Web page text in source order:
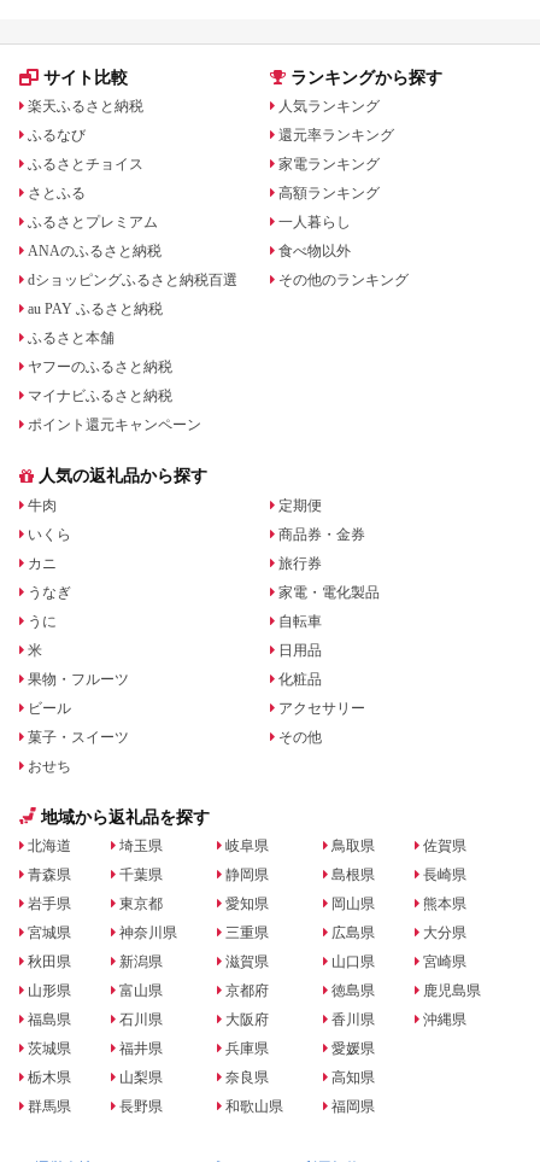
サイト比較
楽天ふるさと納税
ふるなび
ふるさとチョイス
さとふる
ふるさとプレミアム
ANAのふるさと納税
dショッピングふるさと納税百選
au PAY ふるさと納税
ふるさと本舗
ヤフーのふるさと納税
マイナビふるさと納税
ポイント還元キャンペーン
ランキングから探す
人気ランキング
還元率ランキング
家電ランキング
高額ランキング
一人暮らし
食べ物以外
その他のランキング
人気の返礼品から探す
牛肉
いくら
カニ
うなぎ
うに
米
果物・フルーツ
ビール
菓子・スイーツ
おせち
定期便
商品券・金券
旅行券
家電・電化製品
自転車
日用品
化粧品
アクセサリー
その他
地域から返礼品を探す
北海道
青森県
岩手県
宮城県
秋田県
山形県
福島県
茨城県
栃木県
群馬県
埼玉県
千葉県
東京都
神奈川県
新潟県
富山県
石川県
福井県
山梨県
長野県
岐阜県
静岡県
愛知県
三重県
滋賀県
京都府
大阪府
兵庫県
奈良県
和歌山県
鳥取県
島根県
岡山県
広島県
山口県
徳島県
香川県
愛媛県
高知県
福岡県
佐賀県
長崎県
熊本県
大分県
宮崎県
鹿児島県
沖縄県